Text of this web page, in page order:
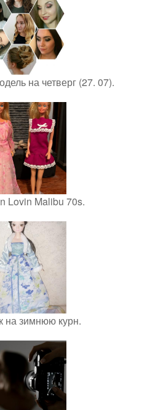
на четверг (27. 07).
Lovin Malibu 70s.
на зимнюю курн.